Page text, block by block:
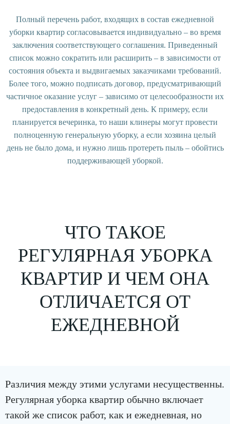
Полный перечень работ, входящих в состав ежедневной
уборки квартир согласовывается индивидуально – во время
заключения соответствующего соглашения. Приведенный
список можно сократить или расширить – в зависимости от
состояния объекта и выдвигаемых заказчиками требований.
Более того, можно подписать договор, предусматривающий
частичное оказание услуг – зависимо от целесообразности их
предоставления в конкретный день. К примеру, если
планируется вечеринка, то наши клинеры могут провести
полноценную генеральную уборку, а если хозяина целый
день не было дома, и нужно лишь протереть пыль – обойтись
поддерживающей уборкой.
ЧТО ТАКОЕ
РЕГУЛЯРНАЯ УБОРКА
КВАРТИР И ЧЕМ ОНА
ОТЛИЧАЕТСЯ ОТ
ЕЖЕДНЕВНОЙ
Различия между этими услугами несущественны.
Регулярная уборка квартир обычно включает
такой же список работ, как и ежедневная, но